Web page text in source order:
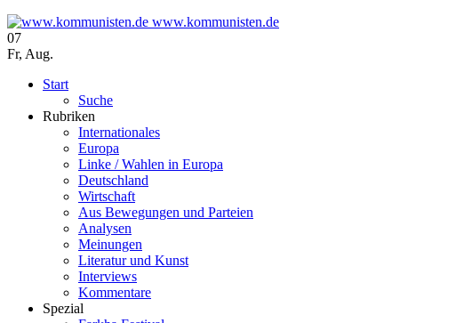
www.kommunisten.de
07
Fr, Aug.
Start
Suche
Rubriken
Internationales
Europa
Linke / Wahlen in Europa
Deutschland
Wirtschaft
Aus Bewegungen und Parteien
Analysen
Meinungen
Literatur und Kunst
Interviews
Kommentare
Spezial